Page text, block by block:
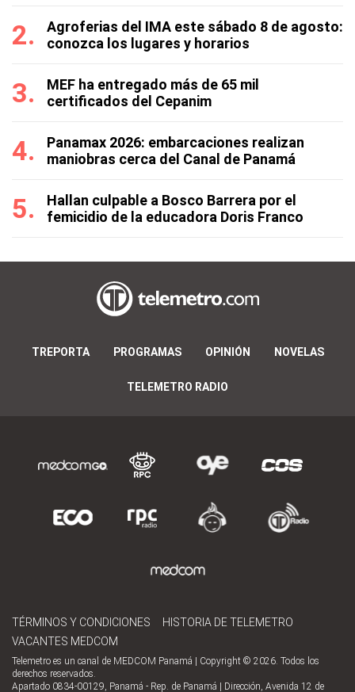
Agroferias del IMA este sábado 8 de agosto:
conozca los lugares y horarios
MEF ha entregado más de 65 mil
certificados del Cepanim
Panamax 2026: embarcaciones realizan
maniobras cerca del Canal de Panamá
Hallan culpable a Bosco Barrera por el
femicidio de la educadora Doris Franco
TREPORTA PROGRAMAS OPINIÓN NOVELAS
TELEMETRO RADIO
TÉRMINOS Y CONDICIONES
HISTORIA DE TELEMETRO
VACANTES MEDCOM
Telemetro es un canal de MEDCOM Panamá | Copyright © 2026. Todos los
derechos reservados.
Apartado 0834-00129, Panamá - Rep. de Panamá | Dirección, Avenida 12 de